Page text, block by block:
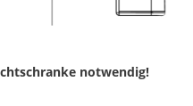
notwendig!